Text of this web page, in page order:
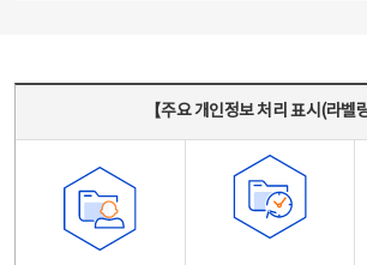
【주요 개인정보 처리 표시(라벨